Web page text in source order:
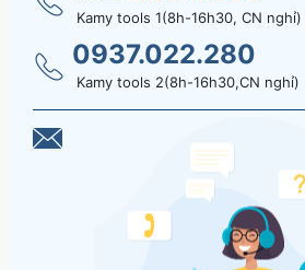
Kamy tools 1(8h-16h30, CN nghỉ)
0937.022.280
Kamy tools 2(8h-16h30,CN nghỉ)